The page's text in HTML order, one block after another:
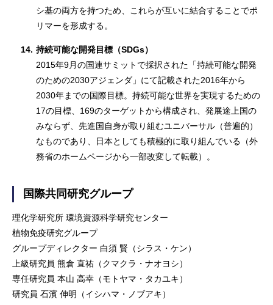
シ基の両方を持つため、これらが互いに結合することでポ
リマーを形成する。
14. 持続可能な開発目標（SDGs）
2015年9月の国連サミットで採択された「持続可能な開発
のための2030アジェンダ」にて記載された2016年から
2030年までの国際目標。持続可能な世界を実現するための
17の目標、169のターゲットから構成され、発展途上国の
みならず、先進国自身が取り組むユニバーサル（普遍的）
なものであり、日本としても積極的に取り組んでいる（外
務省のホームページから一部改変して転載）。
国際共同研究グループ
理化学研究所 環境資源科学研究センター
植物免疫研究グループ
グループディレクター 白須 賢（シラス・ケン）
上級研究員 熊倉 直祐（クマクラ・ナオヨシ）
専任研究員 本山 高幸（モトヤマ・タカユキ）
研究員 石濱 伸明（イシハマ・ノブアキ）